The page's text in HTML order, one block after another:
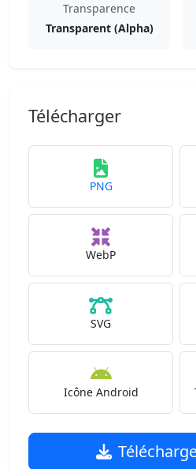
Transparence
Transparent (Alpha)
Télécharger
PNG
WebP
SVG
Icône Android